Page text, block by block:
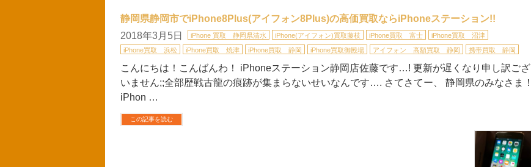
静岡県静岡市でiPhone8Plus(アイフォン8Plus)の高価買取ならiPhoneステーション!!
2018年3月5日
iPhone 買取 静岡県清水 iPhone(アイフォン)買取藤枝 iPhone買取 富士
iPhone買取 沼津
iPhone買取 浜松
iPhone買取 焼津 iPhone買取 静岡 iPhone買取御殿場 アイフォン 高額買取 静岡 携帯買取 静岡
こんにちは！こんばんわ！ iPhoneステーション静岡店佐藤です…! 更新が遅くなり申し訳ござ
いません;;全部歴戦古龍の痕跡が集まらないせいなんです…. さてさてー、 静岡県のみなさま！
iPhon …
この記事を読む